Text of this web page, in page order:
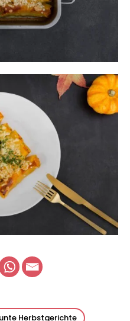
Herbstgerichte